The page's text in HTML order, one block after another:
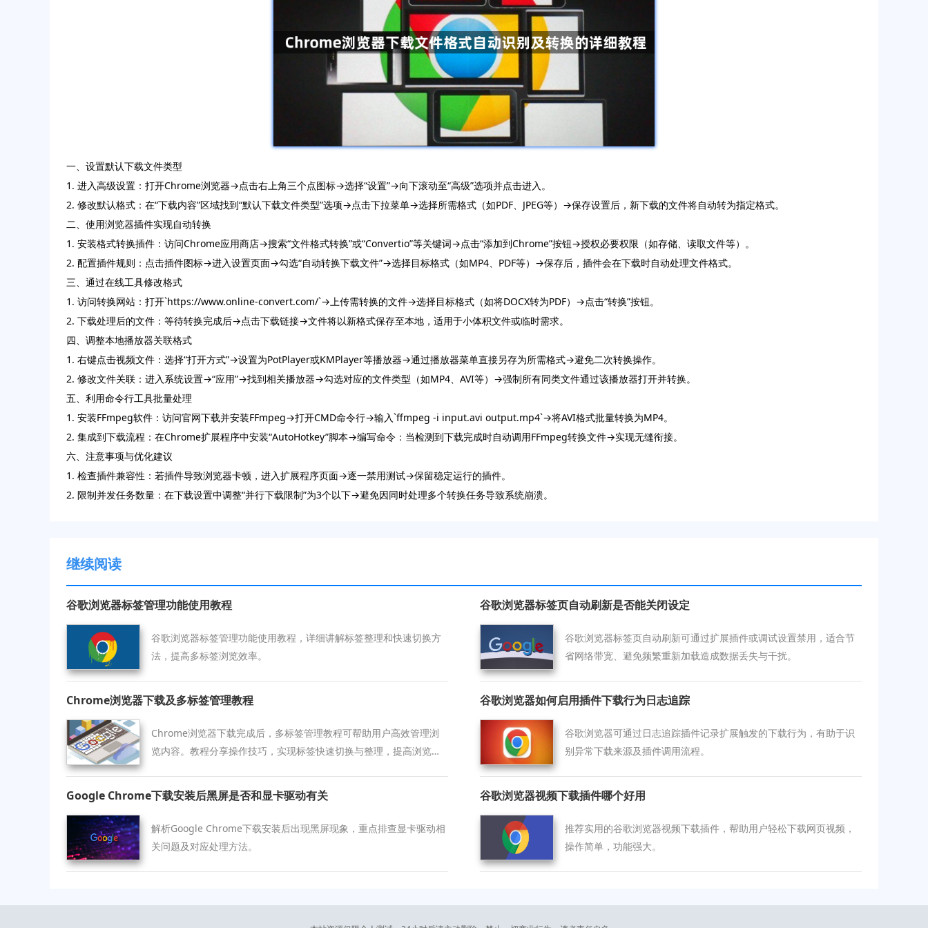
一、设置默认下载文件类型
1. 进入高级设置：打开Chrome浏览器→点击右上角三个点图标→选择“设置”→向下滚动至“高级”选项并点击进入。
2. 修改默认格式：在“下载内容”区域找到“默认下载文件类型”选项→点击下拉菜单→选择所需格式（如PDF、JPEG等）→保存设置后，新下载的文件将自动转为指定格式。
二、使用浏览器插件实现自动转换
1. 安装格式转换插件：访问Chrome应用商店→搜索“文件格式转换”或“Convertio”等关键词→点击“添加到Chrome”按钮→授权必要权限（如存储、读取文件等）。
2. 配置插件规则：点击插件图标→进入设置页面→勾选“自动转换下载文件”→选择目标格式（如MP4、PDF等）→保存后，插件会在下载时自动处理文件格式。
三、通过在线工具修改格式
1. 访问转换网站：打开`https://www.online-convert.com/`→上传需转换的文件→选择目标格式（如将DOCX转为PDF）→点击“转换”按钮。
2. 下载处理后的文件：等待转换完成后→点击下载链接→文件将以新格式保存至本地，适用于小体积文件或临时需求。
四、调整本地播放器关联格式
1. 右键点击视频文件：选择“打开方式”→设置为PotPlayer或KMPlayer等播放器→通过播放器菜单直接另存为所需格式→避免二次转换操作。
2. 修改文件关联：进入系统设置→“应用”→找到相关播放器→勾选对应的文件类型（如MP4、AVI等）→强制所有同类文件通过该播放器打开并转换。
五、利用命令行工具批量处理
1. 安装FFmpeg软件：访问官网下载并安装FFmpeg→打开CMD命令行→输入`ffmpeg -i input.avi output.mp4`→将AVI格式批量转换为MP4。
2. 集成到下载流程：在Chrome扩展程序中安装“AutoHotkey”脚本→编写命令：当检测到下载完成时自动调用FFmpeg转换文件→实现无缝衔接。
六、注意事项与优化建议
1. 检查插件兼容性：若插件导致浏览器卡顿，进入扩展程序页面→逐一禁用测试→保留稳定运行的插件。
2. 限制并发任务数量：在下载设置中调整“并行下载限制”为3个以下→避免因同时处理多个转换任务导致系统崩溃。
继续阅读
谷歌浏览器标签管理功能使用教程
谷歌浏览器标签管理功能使用教程，详细讲解标签整理和快速切换方
法，提高多标签浏览效率。
谷歌浏览器标签页自动刷新是否能关闭设定
谷歌浏览器标签页自动刷新可通过扩展插件或调试设置禁用，适合节
省网络带宽、避免频繁重新加载造成数据丢失与干扰。
Chrome浏览器下载及多标签管理教程
Chrome浏览器下载完成后，多标签管理教程可帮助用户高效管理浏
览内容。教程分享操作技巧，实现标签快速切换与整理，提高浏览效
谷歌浏览器如何启用插件下载行为日志追踪
谷歌浏览器可通过日志追踪插件记录扩展触发的下载行为，有助于识
别异常下载来源及插件调用流程。
Google Chrome下载安装后黑屏是否和显卡驱动有关
解析Google Chrome下载安装后出现黑屏现象，重点排查显卡驱动相
关问题及对应处理方法。
谷歌浏览器视频下载插件哪个好用
推荐实用的谷歌浏览器视频下载插件，帮助用户轻松下载网页视频，
操作简单，功能强大。